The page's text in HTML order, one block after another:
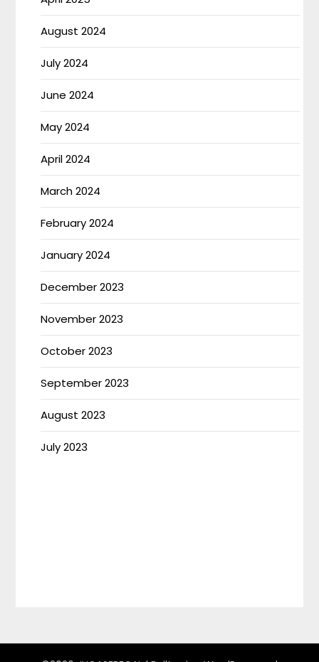
August 2024
July 2024
June 2024
May 2024
April 2024
March 2024
February 2024
January 2024
December 2023
November 2023
October 2023
September 2023
August 2023
July 2023